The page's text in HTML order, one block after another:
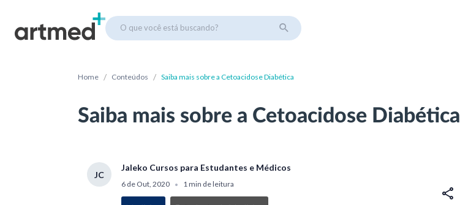
O que você está buscando?
Home / Conteúdos / Saiba mais sobre a Cetoacidose Diabética
Saiba mais sobre a Cetoacidose Diabética
JC
Jaleko Cursos para Estudantes e Médicos
6 de Out, 2020 • 1 min de leitura